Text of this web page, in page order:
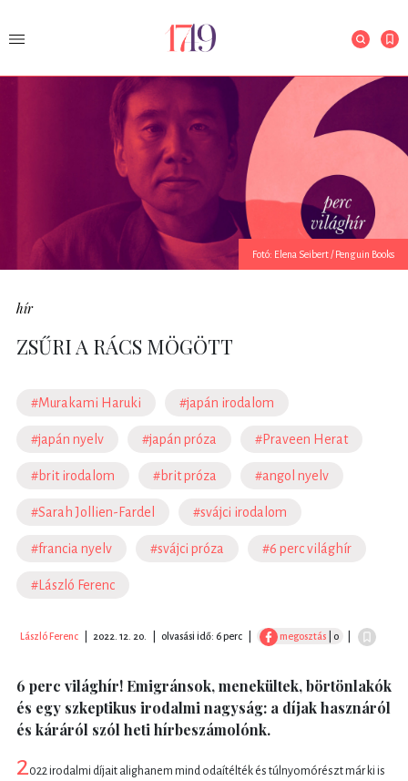
Fotó: Elena Seibert / Penguin Books
hír
ZSŰRI A RÁCS MÖGÖTT
#Murakami Haruki #japán irodalom
#japán nyelv #japán próza #Praveen Herat
#brit irodalom #brit próza #angol nyelv
#Sarah Jollien-Fardel #svájci irodalom
#francia nyelv #svájci próza #6 perc világhír
#László Ferenc
László Ferenc 2022. 12. 20. olvasási idő: 6 perc megosztás | 0
6 perc világhír! Emigránsok, menekültek, börtönlakók
és egy szkeptikus irodalmi nagyság: a díjak hasznáról
és káráról szól heti hírbeszámolónk.
2022 irodalmi díjait alighanem mind odaítélték és túlnyomórészt már ki is